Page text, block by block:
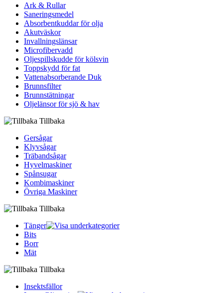
Ark & Rullar
Saneringsmedel
Absorbentkuddar för olja
Akutväskor
Invallningslänsar
Microfibervadd
Oljespillskudde för kölsvin
Toppskydd för fat
Vattenabsorberande Duk
Brunnsfilter
Brunnstätningar
Oljelänsor för sjö & hav
Tillbaka
Gersågar
Klyvsågar
Träbandsågar
Hyvelmaskiner
Spånsugar
Kombimaskiner
Övriga Maskiner
Tillbaka
Tänger
Bits
Borr
Mät
Tillbaka
Insektsfällor